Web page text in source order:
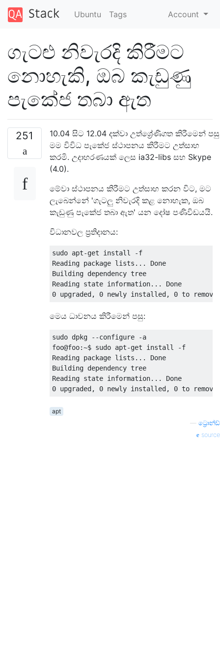
Ubuntu Tags Account
ගැටළු නිවැරදි කිරීමට
නොහැකි, ඔබ කැඩුණු
පැකේජ තබා ඇත
251
10.04 සිට 12.04 දක්වා උත්ශ්‍රේණිගත කිරීමෙන් පසු
මම විවිධ පැකේජ ස්ථාපනය කිරීමට උත්සාහ
කරමි. උදාහරණයක් ලෙස ia32-libs සහ Skype
(4.0).
මේවා ස්ථාපනය කිරීමට උත්සාහ කරන විට, මට
ලැබෙන්නේ 'ගැටලු නිවැරදි කළ නොහැක, ඔබ
කැඩුණු පැකේජ තබා ඇත' යන දෝෂ පණිවිඩයයි.
විධානවල ප්‍රතිදානය:
sudo apt-get install -f
Reading package lists... Done
Building dependency tree
Reading state information... Done
මෙය ධාවනය කිරීමෙන් පසු:
sudo dpkg --configure -a
foo@foo:~$ sudo apt-get install -f
Reading package lists... Done
Building dependency tree
Reading state information... Done
apt
ට්‍රොන්ඩ්
source